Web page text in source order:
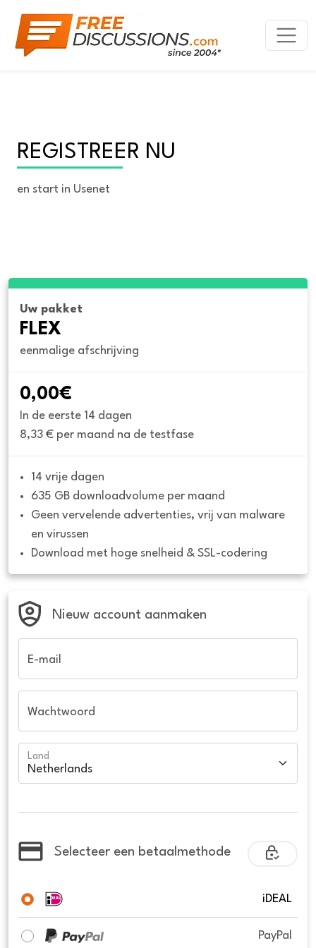
REGISTREER NU
en start in Usenet
Uw pakket
FLEX
eenmalige afschrijving
0,00€
In de eerste 14 dagen
8,33 € per maand na de testfase
14 vrije dagen
635 GB downloadvolume per maand
Geen vervelende advertenties, vrij van malware
en virussen
Download met hoge snelheid & SSL-codering
Nieuw account aanmaken
E-mail
Wachtwoord
Land
Selecteer een betaalmethode
iDEAL
PayPal